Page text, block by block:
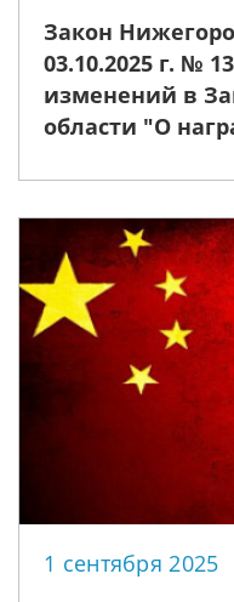
Закон
03.10.2025 г. №
изменений в
области "О
1 сентября 2025